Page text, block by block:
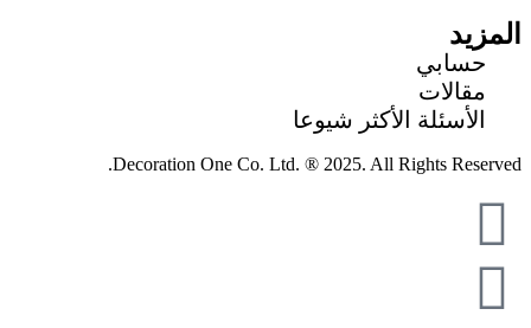
المزيد
حسابي
مقالات
الأسئلة الأكثر شيوعا
Decoration One Co. Ltd. ® 2025. All Rights Reserved.